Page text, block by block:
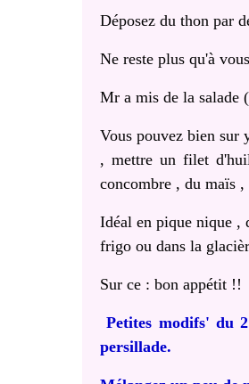
Déposez du thon par
Ne reste plus qu'à
Mr a mis de la salade
Vous pouvez bien sur
, mettre un filet
concombre , du maïs
Idéal en pique nique ,
frigo ou dans la
Sur ce : bon appétit !!
Petites modifs' du
persillade.